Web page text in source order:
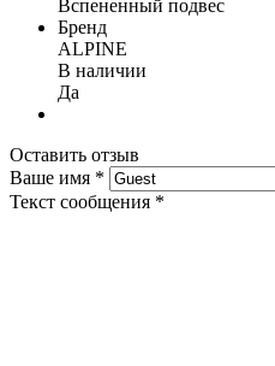
Вспененный подвес
Бренд
ALPINE
В наличии
Да
Оставить отзыв
Ваше имя *
Текст сообщения *